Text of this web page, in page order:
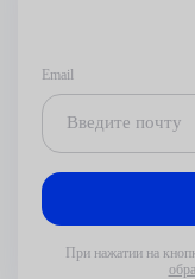
Email
При нажатии на